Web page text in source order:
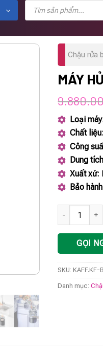
Tìm
kiếm
phẩm
Chậu rửa
MÁY
Loại
Chất liệu:
Công
Dung
Xuất xứ:
Bảo
Máy hủy rác
GỌI
SKU:KAFF.KF-
Danh mục: